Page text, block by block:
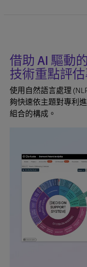
借助 AI 驅動
技術重點評
使用自然語言處理
夠快速依主題對專利
組合的構成。